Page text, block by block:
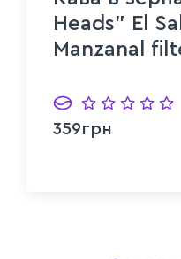
Heads" El
Manzanal
359грн